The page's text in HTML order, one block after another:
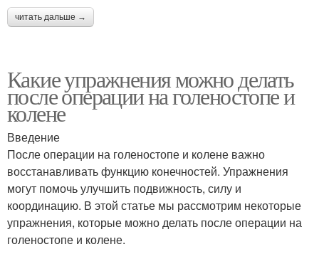
читать дальше →
Какие упражнения можно делать
после операции на голеностопе и
колене
Введение
После операции на голеностопе и колене важно
восстанавливать функцию конечностей. Упражнения
могут помочь улучшить подвижность, силу и
координацию. В этой статье мы рассмотрим некоторые
упражнения, которые можно делать после операции на
голеностопе и колене.